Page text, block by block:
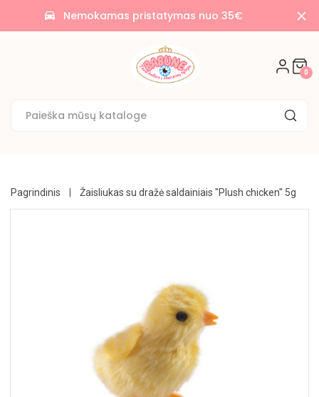
time_to_leave Nemokamas pristatymas nuo 35€
0
AKCIJOS
🌟
SAUSAINIAI
UŽKANDŽIAI
RINKINIAI
Pagrindinis Žaisliukas su dražė saldainiais "Plush chicken" 5g